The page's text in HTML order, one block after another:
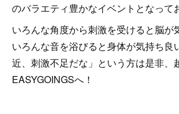
のバラエティ豊かなイベントとなって
いろんな角度から刺激を受けると脳が
いろんな音を浴びると身体が気持ち良
近、刺激不足だな」という方は是非、
EASYGOINGSへ！